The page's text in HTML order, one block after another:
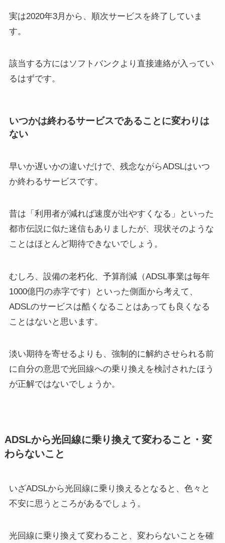
実は2020年3月から、順次サービスを終了していま
す。
該当する方にはソフトバンクより直接連絡が入ってい
るはずです。
いつかは終わるサービスであることに変わりは
ない
早いか遅いかの違いだけで、残念ながらADSLはいつ
か終わるサービスです。
昔は「利用者が減れば速度が出やすくなる」といった
都市伝説に似た迷信もありましたが、現状そのような
ことはほとんど期待できないでしょう。
むしろ、設備の老朽化、予算削減（ADSL事業は毎年
1000億円の赤字です）といった側面から考えて、
ADSLのサービスは酷くなることはあっても良くなる
ことはない と思います。
淡い期待を寄せるよりも、強制的に解約させられる前
に自分の意思で光回線への乗り換えを検討されたほう
が正解ではないでしょうか。
ADSLから光回線に乗り換えて変わること・変
わらないこと
いざADSLから光回線に乗り換えるとなると、色々と
不安に思うところがあるでしょう。
光回線に乗り換えて変わること、変わらないことを確